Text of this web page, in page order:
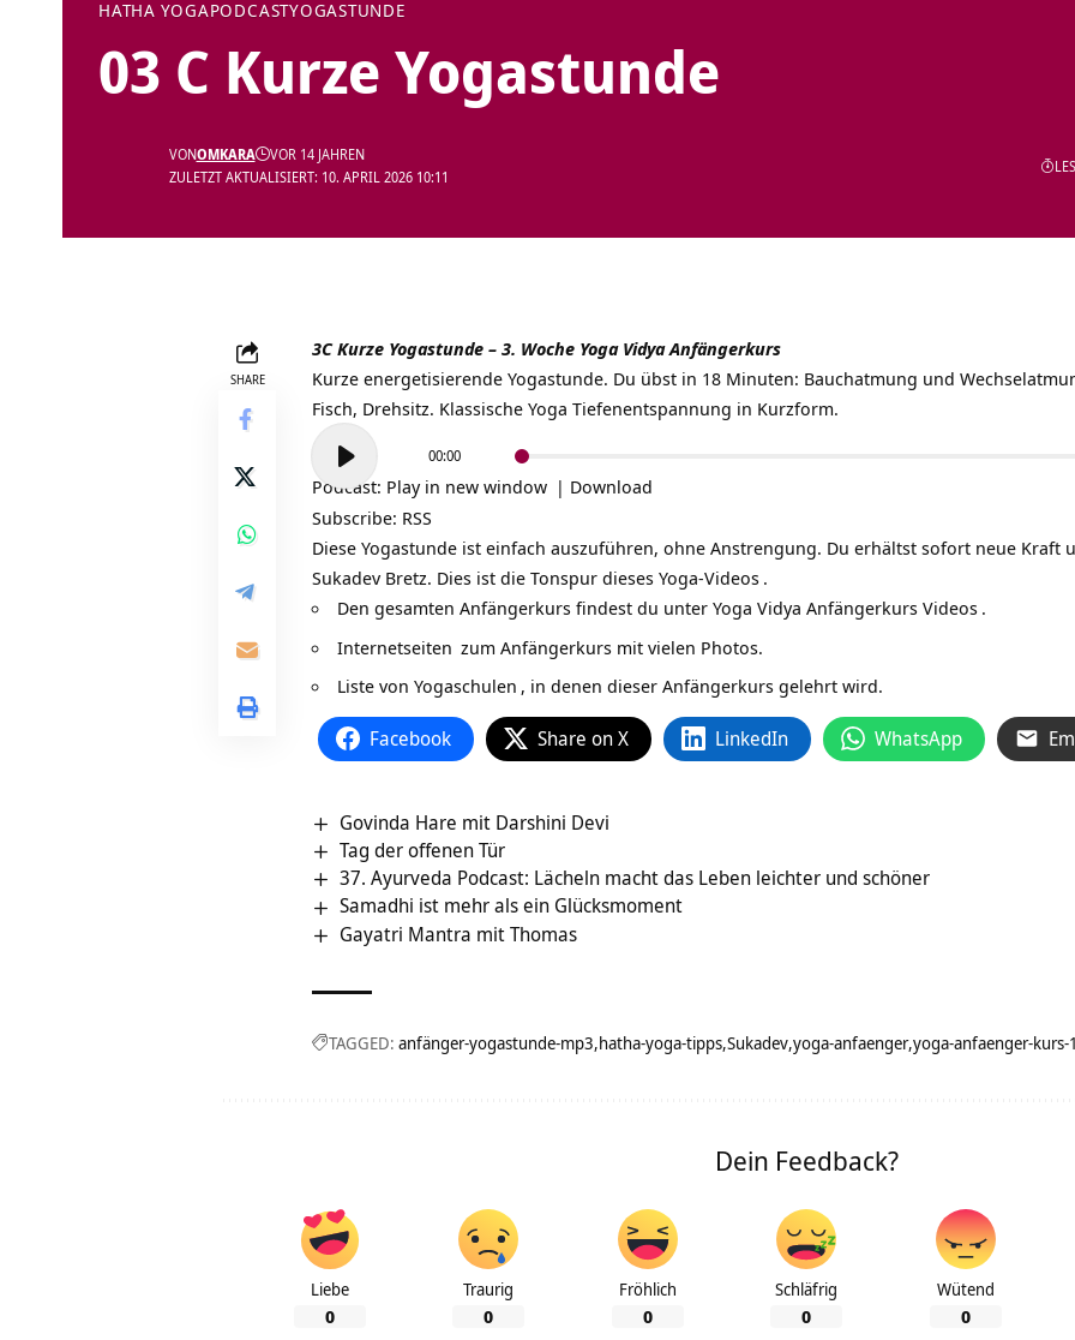
HATHA YOGAPODCASTYOGASTUNDE
03 C Kurze Yogastunde
ZULETZT AKTUALISIERT: 10. APRIL 2026 10:11
VONOMKARA VOR 14 JAHREN
SHARE
3C Kurze Yogastunde – 3. Woche Yoga Vidya Anfängerkurs
Kurze energetisierende Yogastunde. Du übst in 18 Minuten: Bauchatmung und
Fisch, Drehsitz. Klassische Yoga Tiefenentspannung in Kurzform.
Audio-
Player
00:00
Podcast: Play in new window | Download
Subscribe: RSS
Diese Yogastunde ist einfach auszuführen, ohne Anstrengung. Du erhältst sofort neue Kraft
Sukadev Bretz. Dies ist die Tonspur dieses Yoga-Videos .
Den gesamten Anfängerkurs findest du unter Yoga Vidya Anfängerkurs Videos .
Internetseiten zum Anfängerkurs mit vielen Photos.
Liste von Yogaschulen , in denen dieser Anfängerkurs gelehrt wird.
Facebook Share on X LinkedIn WhatsApp
Govinda Hare mit Darshini Devi
Tag der offenen Tür
37. Ayurveda Podcast: Lächeln macht das Leben leichter und schöner
Samadhi ist mehr als ein Glücksmoment
Gayatri Mantra mit Thomas
TAGGED: anfänger-yogastunde-mp3 hatha-yoga-tipps Sukadev yoga-anfaenger yoga-anfaenger-kurs-
Dein Feedback?
Liebe
0
Traurig
0
Fröhlich
0
Schläfrig
0
Wütend
0